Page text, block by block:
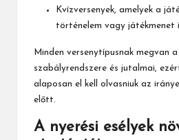
Kvízversenyek, amelyek a
történelem vagy játékmenet
Minden versenytípusnak megvan
szabályrendszere és jutalmai,
alaposan el kell olvasniuk az
előtt.
A nyerési esélyek